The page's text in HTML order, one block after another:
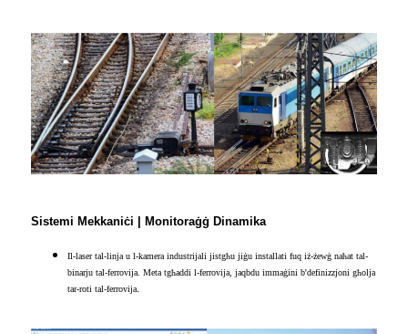
Sistemi Mekkaniċi | Monitoraġġ Dinamika
Il-laser tal-linja u l-kamera industrijali jistgħu jiġu installati fuq iż-żewġ naħat tal-
binarju tal-ferrovija. Meta tgħaddi l-ferrovija, jaqbdu immaġini b'definizzjoni għolja
tar-roti tal-ferrovija.